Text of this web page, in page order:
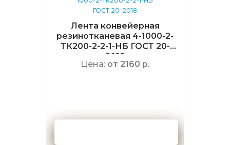
Лента конвейерная
резинотканевая 4-1000-2-
ТК200-2-2-1-НБ ГОСТ 20-
2018
Цена: от 2160 р.